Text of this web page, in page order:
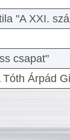
"A XXI.
csapat"
Árpád